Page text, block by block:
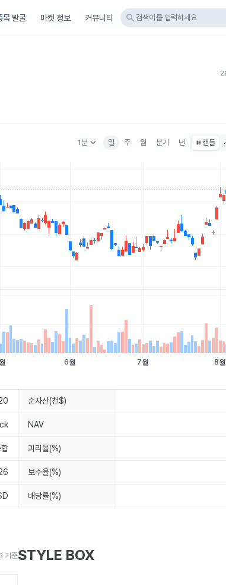
목 발굴 마켓 정보 커뮤니티 search 검색어를 입력하세요
1분keyboard_arrow_down 일 주 월 분기 년 캔들